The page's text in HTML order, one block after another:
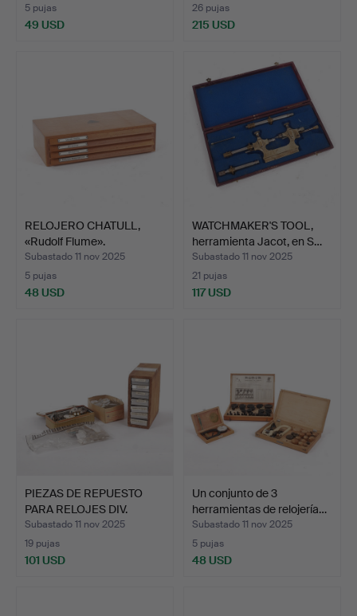
5 pujas
49 USD
26 pujas
215 USD
RELOJERO CHATULL,
«Rudolf Flume».
Subastado 11 nov 2025
5 pujas
48 USD
WATCHMAKER'S TOOL,
herramienta Jacot, en S…
Subastado 11 nov 2025
21 pujas
117 USD
PIEZAS DE REPUESTO
PARA RELOJES DIV.
Coron…
Subastado 11 nov 2025
19 pujas
101 USD
Un conjunto de 3
herramientas de relojería…
Subastado 11 nov 2025
5 pujas
48 USD